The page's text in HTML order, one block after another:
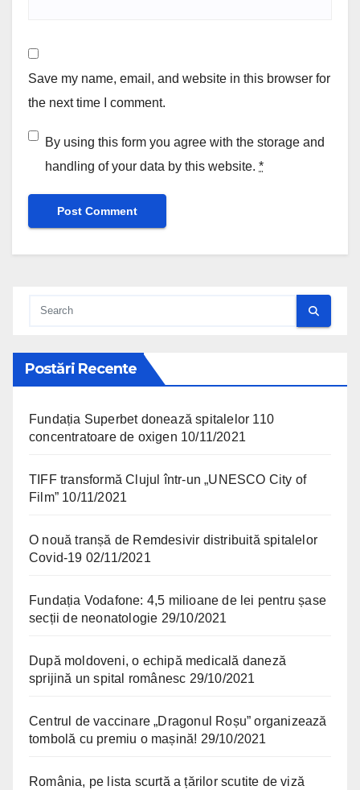
Save my name, email, and website in this browser for
the next time I comment.
By using this form you agree with the storage and
handling of your data by this website. *
Postări Recente
Fundația Superbet donează spitalelor 110
concentratoare de oxigen 10/11/2021
TIFF transformă Clujul într-un „UNESCO City of
Film” 10/11/2021
O nouă tranșă de Remdesivir distribuită spitalelor
Covid-19 02/11/2021
Fundația Vodafone: 4,5 milioane de lei pentru șase
secții de neonatologie 29/10/2021
După moldoveni, o echipă medicală daneză
sprijină un spital românesc 29/10/2021
Centrul de vaccinare „Dragonul Roșu” organizează
tombolă cu premiu o mașină! 29/10/2021
România, pe lista scurtă a țărilor scutite de viză